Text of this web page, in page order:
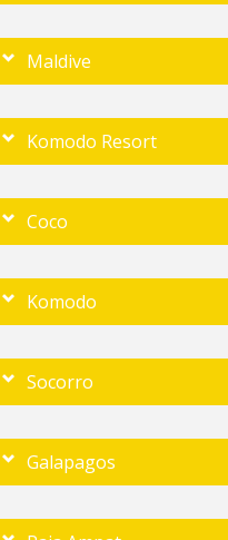
Maldive
Komodo Resort
Coco
Komodo
Socorro
Galapagos